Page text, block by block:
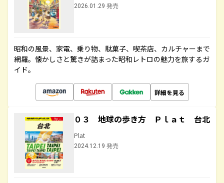
2026.01.29 発売
昭和の風景、家電、乗り物、駄菓子、喫茶店、カルチャーまで
網羅。懐かしさと驚きが詰まった昭和レトロの魅力を旅するガ
イド。
詳細を見る
０３ 地球の歩き方 Ｐｌａｔ 台北
Plat
2024.12.19 発売